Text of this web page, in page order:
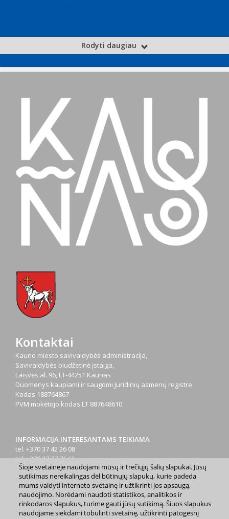
Rodyti daugiau
Kontaktai
Kauno miesto savivaldybės administracija,
Savivaldybės biudžetinė įstaiga,
Laisvės al. 96, LT-44251 Kaunas
Duomenys kaupiami ir saugomi Juridinių asmenų registre
Kodas 188764867
PVM mokėtojo kodas LT 887648610
INFORMACIJA INTERESANTAMS TEIKIAMA
tel. +370 37 42 26 08
tel. +370 37 77 76 66
tel. +370 660 07000
el. p.info@kaunas.lt
Šioje svetainėje naudojami mūsų ir trečiųjų šalių slapukai. Jūsų
sutikimas nereikalingas dėl būtinųjų slapukų, kurie padeda
mums valdyti interneto svetainę ir užtikrinti jos apsaugą,
naudojimo. Norėdami naudoti statistikos, analitikos ir
rinkodaros slapukus, turime gauti jūsų sutikimą. Šiuos slapukus
naudojame siekdami tobulinti svetainę, užtikrinti patogesnį